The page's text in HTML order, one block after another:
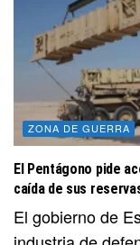
ZONA DE GUERRA
El Pentágono pide
caída de sus
El gobierno de